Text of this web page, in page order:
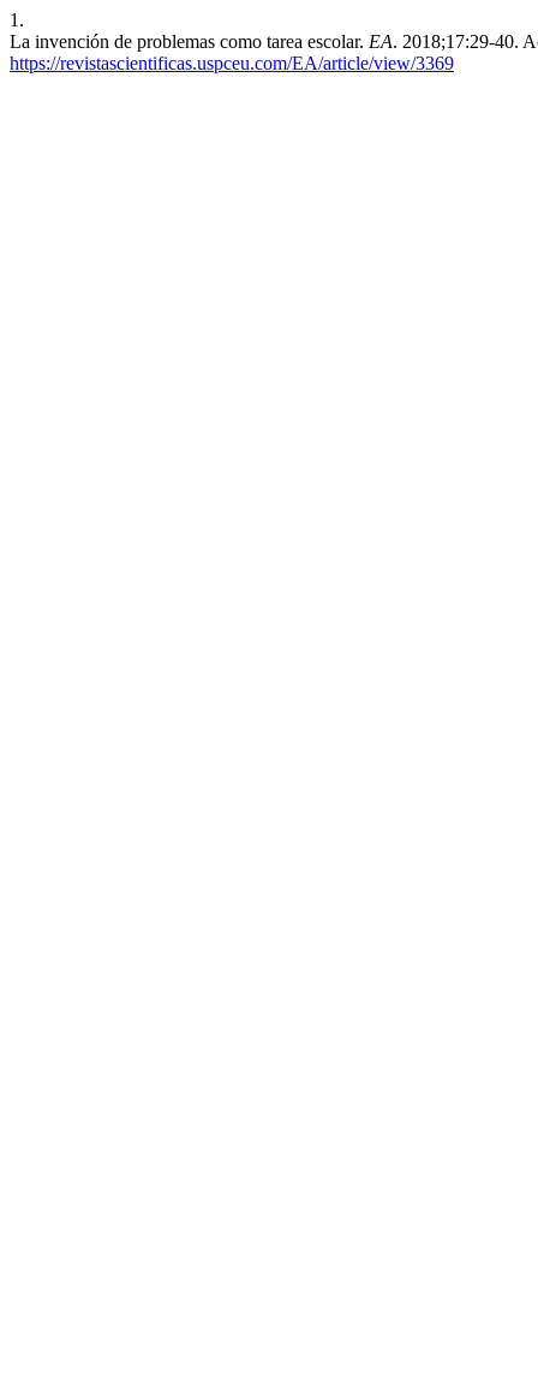
1.
La invención de problemas como tarea escolar. EA. 2018;17:29-40.
https://revistascientificas.uspceu.com/EA/article/view/3369